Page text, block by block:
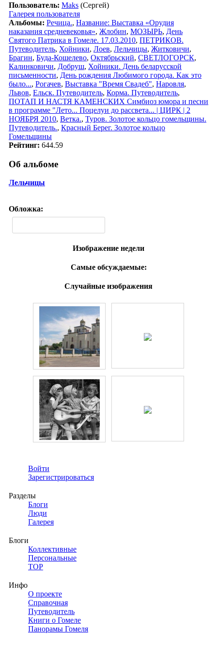
Пользователь: Maks (Сергей)
Галерея пользователя
Альбомы: Речица., Название: Выставка «Орудия
наказания средневековья», Жлобин, МОЗЫРЬ, День
Святого Патрика в Гомеле. 17.03.2010, ПЕТРИКОВ.
Путеводитель, Хойники, Лоев, Лельчицы, Житковичи,
Брагин, Буда-Кошелево, Октябрьский, СВЕТЛОГОРСК,
Калинковичи, Добруш, Хойники. День беларусской
письменности, День рождения Любимого города. Как это
было..., Рогачев, Выставка "Время Свадеб", Наровля,
Львов, Ельск. Путеводитель, Корма. Путеводитель,
ПОТАП И НАСТЯ КАМЕНСКИХ Симбиоз юмора и песни
в программе "Лето... Поцелуи до рассвета... | ЦИРК | 2
НОЯБРЯ 2010, Ветка., Туров. Золотое кольцо гомельщины.
Путеводитель., Красный Берег. Золотое кольцо
Гомельщины
Рейтинг: 644.59
Об альбоме
Лельчицы
Обложка:
Изображение недели
Самые обсуждаемые:
Случайные изображения
Войти
Зарегистрироваться
Разделы
Блоги
Люди
Галерея
Блоги
Коллективные
Персональные
TOP
Инфо
О проекте
Справочная
Путеводитель
Книги о Гомеле
Панорамы Гомеля